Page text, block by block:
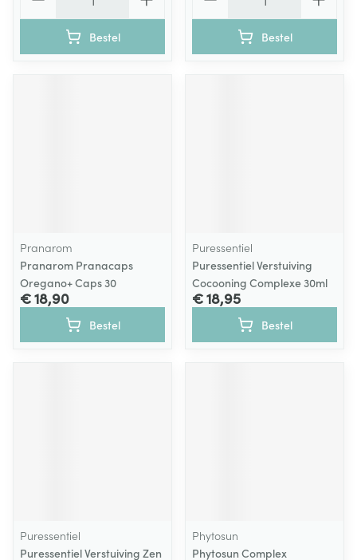
Bestel Bestel
Pranarom
Pranarom Pranacaps
Oregano+ Caps 30
€ 18,90
Bestel
Puressentiel
Puressentiel Verstuiving
Cocooning Complexe 30ml
€ 18,95
Bestel
Puressentiel
Puressentiel Verstuiving Zen
Phytosun
Phytosun Complex